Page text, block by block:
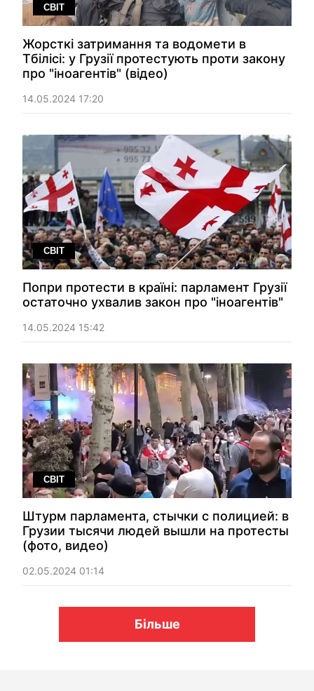
СВІТ
Жорсткі затримання та водомети в
Тбілісі: у Грузії протестують проти закону
про "іноагентів" (відео)
14.05.2024 17:20
СВІТ
Попри протести в країні: парламент Грузії
остаточно ухвалив закон про "іноагентів"
14.05.2024 15:42
СВІТ
Штурм парламента, стычки с полицией: в
Грузии тысячи людей вышли на протесты
(фото, видео)
02.05.2024 01:14
Більше